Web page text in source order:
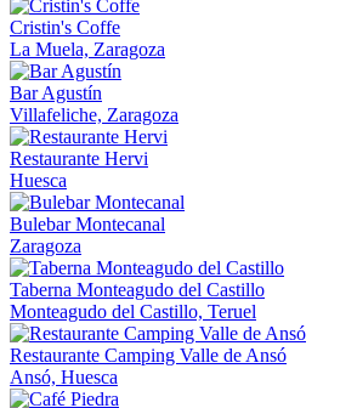
Cristin's Coffe
La Muela, Zaragoza
Bar Agustín
Villafeliche, Zaragoza
Restaurante Hervi
Huesca
Bulebar Montecanal
Zaragoza
Taberna Monteagudo del Castillo
Monteagudo del Castillo, Teruel
Restaurante Camping Valle de Ansó
Ansó, Huesca